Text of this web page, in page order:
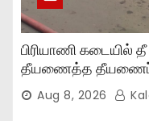
பிரியாணி கடையில்
தீயணைத்த
Aug 8, 2026